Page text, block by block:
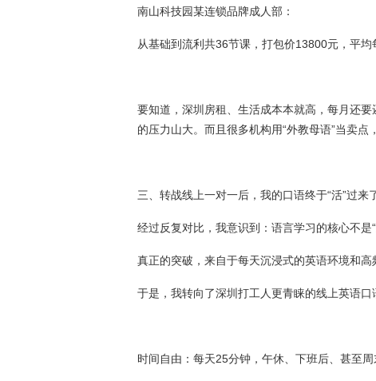
南山科技园某连锁品牌成人部：
从基础到流利共36节课，打包价13800元，平均
要知道，深圳房租、生活成本本就高，每月还
的压力山大。而且很多机构用“外教母语”当卖点
三、转战线上一对一后，我的口语终于“活”过来
经过反复对比，我意识到：语言学习的核心不是“
真正的突破，来自于每天沉浸式的英语环境和高
于是，我转向了深圳打工人更青睐的线上英语口
时间自由：每天25分钟，午休、下班后、甚至周